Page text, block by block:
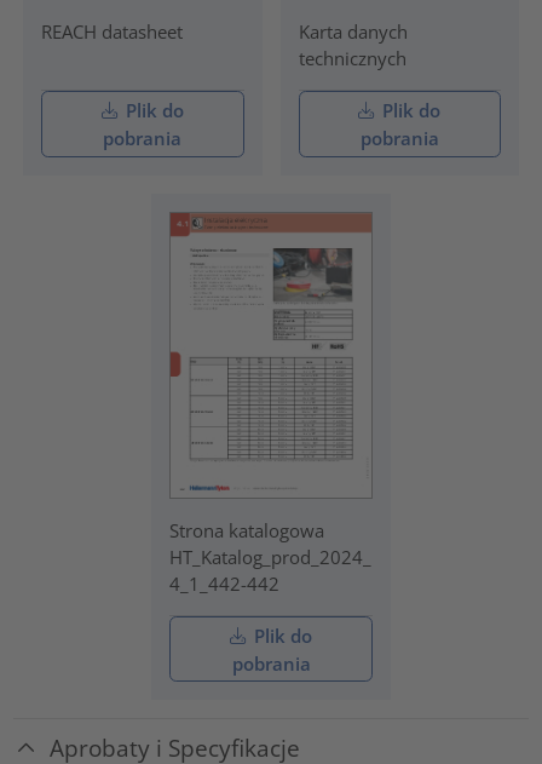
REACH datasheet
Plik do
pobrania
Karta danych
technicznych
Plik do
pobrania
Strona katalogowa
HT_Katalog_prod_2024_
4_1_442-442
Plik do
pobrania
Aprobaty i Specyfikacje